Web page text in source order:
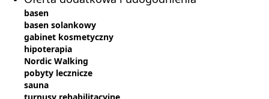
basen
basen solankowy
gabinet kosmetyczny
hipoterapia
Nordic Walking
pobyty lecznicze
sauna